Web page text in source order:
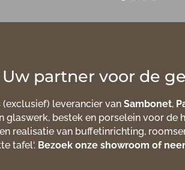
Uw partner voor de
(exclusief) leverancier van Sambonet,
glaswerk, bestek en porselein voor de
realisatie van buffetinrichting,
tafel‘. Bezoek onze showroom of